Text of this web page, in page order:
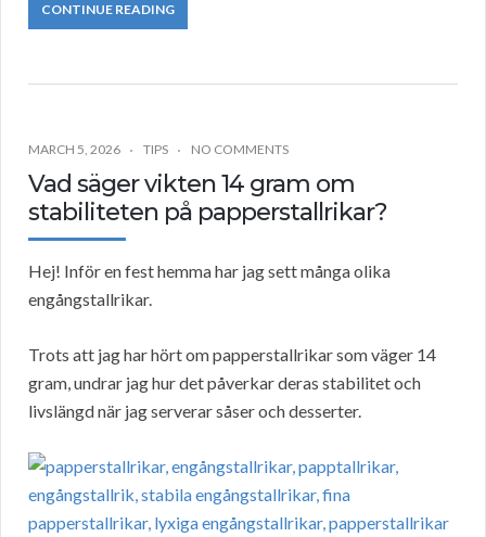
CONTINUE READING
MARCH 5, 2026 TIPS NO COMMENTS
Vad säger vikten 14 gram om
stabiliteten på papperstallrikar?
Hej! Inför en fest hemma har jag sett många olika
engångstallrikar.
Trots att jag har hört om papperstallrikar som väger 14
gram, undrar jag hur det påverkar deras stabilitet och
livslängd när jag serverar såser och desserter.